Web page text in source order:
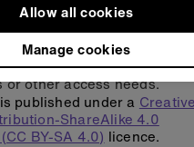
accessibility:explore our
supportfor tips for making
accessible to students
or other access needs.
published under a Creative
ShareAlike 4.0
BY-SA 4.0) licence.
Manage cookies
Allow all cookies